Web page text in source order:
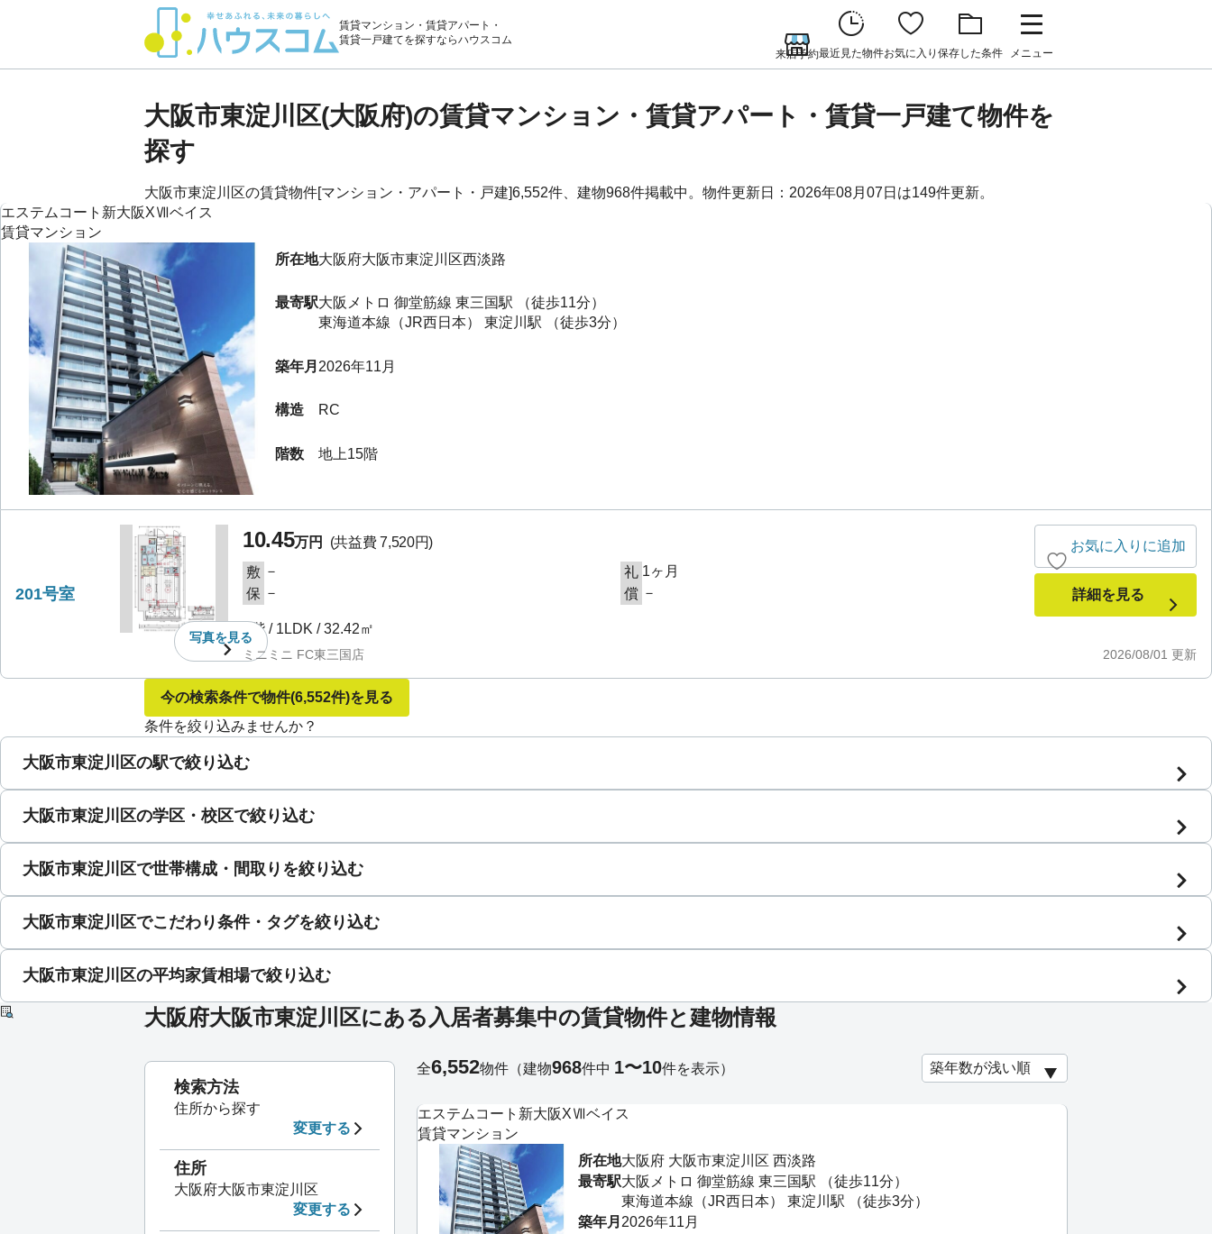
賃貸マンション・賃貸アパート・
賃貸一戸建てを探すならハウスコム
来店予約最近見た物件お気に入り 保存した条件 メニュー
大阪市東淀川区(大阪府)の賃貸マンション・賃貸アパート・賃貸一戸建て物件を
探す
大阪市東淀川区の賃貸物件[マンション・アパート・戸建]6,552件、建物968件掲載中。物件更新日：2026年08月07日は149件更新。
エステムコート新大阪XⅦベイス
賃貸マンション
所在地大阪府大阪市東淀川区西淡路
最寄駅大阪メトロ 御堂筋線 東三国駅
（徒歩11分）
東海道本線（JR西日本）
東淀川駅 （徒歩3分）
築年月 2026年11月
構造 RC
階数 地上15階
201号室
写真を見る
10.45万円 (共益費7,520円)
敷 － 礼 1ヶ月
保 － 償 －
2階/ 1LDK /32.42㎡
2026/08/01 更新
ミニミニ FC東三国店
お気に入りに追加
詳細を見る
今の検索条件で物件(6,552件)を見る
条件を絞り込みませんか？
大阪市東淀川区の駅で絞り込む
大阪市東淀川区の学区・校区で絞り込む
大阪市東淀川区で世帯構成・間取りを絞り込む
大阪市東淀川区でこだわり条件・タグを絞り込む
大阪市東淀川区の平均家賃相場で絞り込む
大阪府大阪市東淀川区にある入居者募集中の賃貸物件と建物情報
エステムコート新大阪XⅦベイス
賃貸マンション
所在地大阪府 大阪市東淀川区 西淡路
最寄駅大阪メトロ 御堂筋線 東三国駅 （徒歩11分）
東海道本線（JR西日本） 東淀川駅 （徒歩3分）
築年月 2026年11月
全6,552物件 （建物968件中 1〜10件を表示）
検索方法
住所から探す
変更する
住所
大阪府大阪市東淀川区
変更する